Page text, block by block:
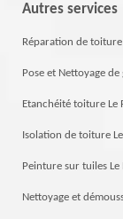
Autres services
Réparation de
Pose et Nettoyage
Etanchéité toiture
Isolation de toiture
Peinture sur tuiles
Nettoyage et